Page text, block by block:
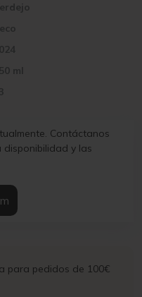
ml
Contáctanos
disponibilidad y las
para pedidos de 100€